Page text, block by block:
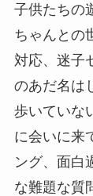
子供たちの
ちゃんとの
対応、迷子
のあだ名は
歩いていな
に会いに来
ング、面白
な難題な質